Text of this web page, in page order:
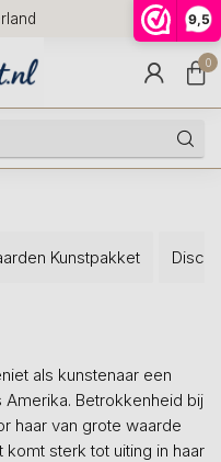
9,5
Voor
huis
9.5
0
Kunstpakket
als kunstenaar een
Betrokkenheid bij
haar van grote waarde
sterk tot uiting in haar